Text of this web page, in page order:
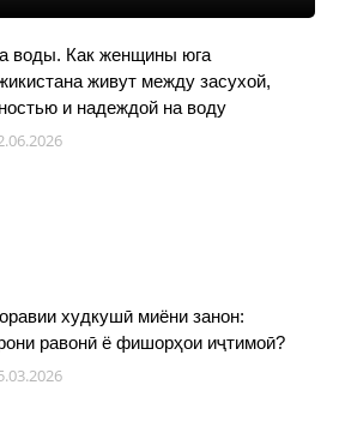
воды. Как женщины юга
живут между засухой,
и надеждой на воду
худкушӣ миёни занон:
равонӣ ё фишорҳои иҷтимоӣ?